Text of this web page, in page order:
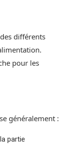
différents
pour les
généralement :
partie